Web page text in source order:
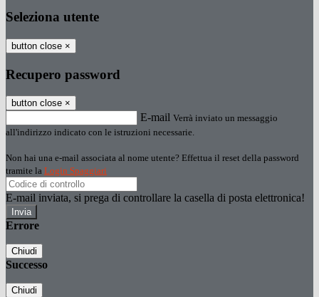
Seleziona utente
button close ×
Recupero password
button close ×
E-mail Verrà inviato un messaggio
all'indirizzo indicato con le istruzioni necessarie.
Non hai una e-mail associata al nome utente? Effettua il reset della password
tramite la Login Spaggiari
E-mail inviata, si prega di controllare la casella di posta elettronica!
Errore
Chiudi
Successo
Chiudi